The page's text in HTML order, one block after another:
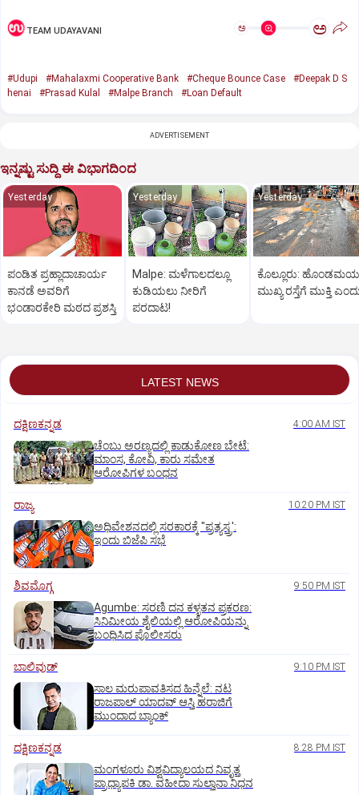
TEAM UDAYAVANI ಅ ಅ
#Udupi #Mahalaxmi Cooperative Bank #Cheque Bounce Case
#Deepak D S
henai
#Prasad Kulal #Malpe Branch #Loan Default
ADVERTISEMENT
ಇನ್ನಷ್ಟು ಸುದ್ದಿ ಈ ವಿಭಾಗದಿಂದ
Yesterday
ಪಂಡಿತ ಪ್ರಹ್ಲಾದಾಚಾರ್ಯ
ಕಾನಡೆ ಅವರಿಗೆ
ಭಂಡಾರಕೇರಿ ಮಠದ ಪ್ರಶಸ್ತಿ
Yesterday
Malpe: ಮಳೆಗಾಲದಲ್ಲೂ
ಕುಡಿಯಲು ನೀರಿಗೆ
ಪರದಾಟ!
Yesterday
ಕೊಲ್ಲೂರು: ಹೊಂಡಮಯ
ಮುಖ್ಯ ರಸ್ತೆಗೆ ಮುಕ್ತಿ
LATEST NEWS
ದಕ್ಷಿಣಕನ್ನಡ 4:00 AM IST
ಚೆಂಬು ಅರಣ್ಯದಲ್ಲಿ ಕಾಡುಕೋಣ ಬೇಟೆ:
ಮಾಂಸ, ಕೋವಿ, ಕಾರು ಸಮೇತ
ಆರೋಪಿಗಳ ಬಂಧನ
ರಾಜ್ಯ 10:20 PM IST
ಅಧಿವೇಶನದಲ್ಲಿ ಸರಕಾರಕ್ಕೆ "ಪ್ರತ್ಯಸ್ತ್ರ':
ಇಂದು ಬಿಜೆಪಿ ಸಭೆ
ಶಿವಮೊಗ್ಗ 9:50 PM IST
Agumbe: ಸರಣಿ ದನ ಕಳ್ಳತನ ಪ್ರಕರಣ:
ಸಿನಿಮೀಯ ಶೈಲಿಯಲ್ಲಿ ಆರೋಪಿಯನ್ನು
ಬಂಧಿಸಿದ ಪೊಲೀಸರು
ಬಾಲಿವುಡ್‌ 9:10 PM IST
ಸಾಲ ಮರುಪಾವತಿಸದ ಹಿನ್ನೆಲೆ: ನಟ
ರಾಜಪಾಲ್ ಯಾದವ್‌ ಆಸ್ತಿ ಹರಾಜಿಗೆ
ಮುಂದಾದ ಬ್ಯಾಂಕ್
ದಕ್ಷಿಣಕನ್ನಡ 8:28 PM IST
ಮಂಗಳೂರು ವಿಶ್ವವಿದ್ಯಾಲಯದ ನಿವೃತ್ತ
ಪ್ರಾಧ್ಯಾಪಕಿ ಡಾ. ವಹೀದಾ ಸುಲ್ತಾನಾ ನಿಧನ